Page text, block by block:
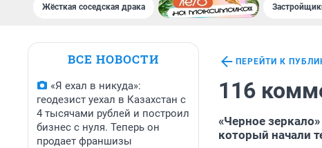
Жёсткая соседская драка
ВСЕ НОВОСТИ
«Я ехал в никуда»:
геодезист уехал в Казахстан с
4 тысячами рублей и построил
бизнес с нуля. Теперь он
продает франшизы
ПЕРЕЙТИ К
116
«Черное
который начали